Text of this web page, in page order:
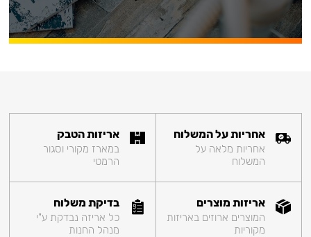
אחריות על המשלוח
אחריות מלאה על
המשלוח
אריזות הטבק
במארז מקורי וסגור
הרמטי
אריזות מוצרים
המוצרים ארוזים באריזות
מקוריות
בדיקת משלוח
כל אריזה נבדקת ע"י
מנהל החנות